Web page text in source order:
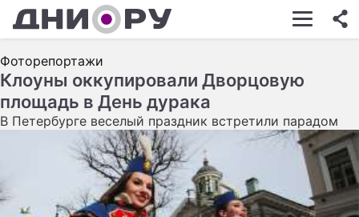
ШОУ-БИЗНЕС
НЕДВИЖИМОСТЬ
ЭКОНОМИКА
Фоторепортажи
Клоуны оккупировали Дворцовую
площадь в День дурака
В Петербурге веселый праздник встретили парадом